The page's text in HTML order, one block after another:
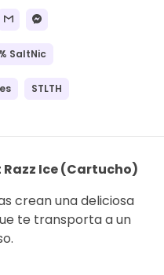
SaltNic
STLTH
Razz Ice (Cartucho)
crean una deliciosa
te transporta a un